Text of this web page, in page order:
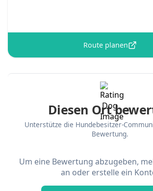
Route planen
Diesen Ort
Unterstütze die Hundebesitzer-
Bewertung.
Um eine Bewertung abzugeben,
an oder erstelle ein